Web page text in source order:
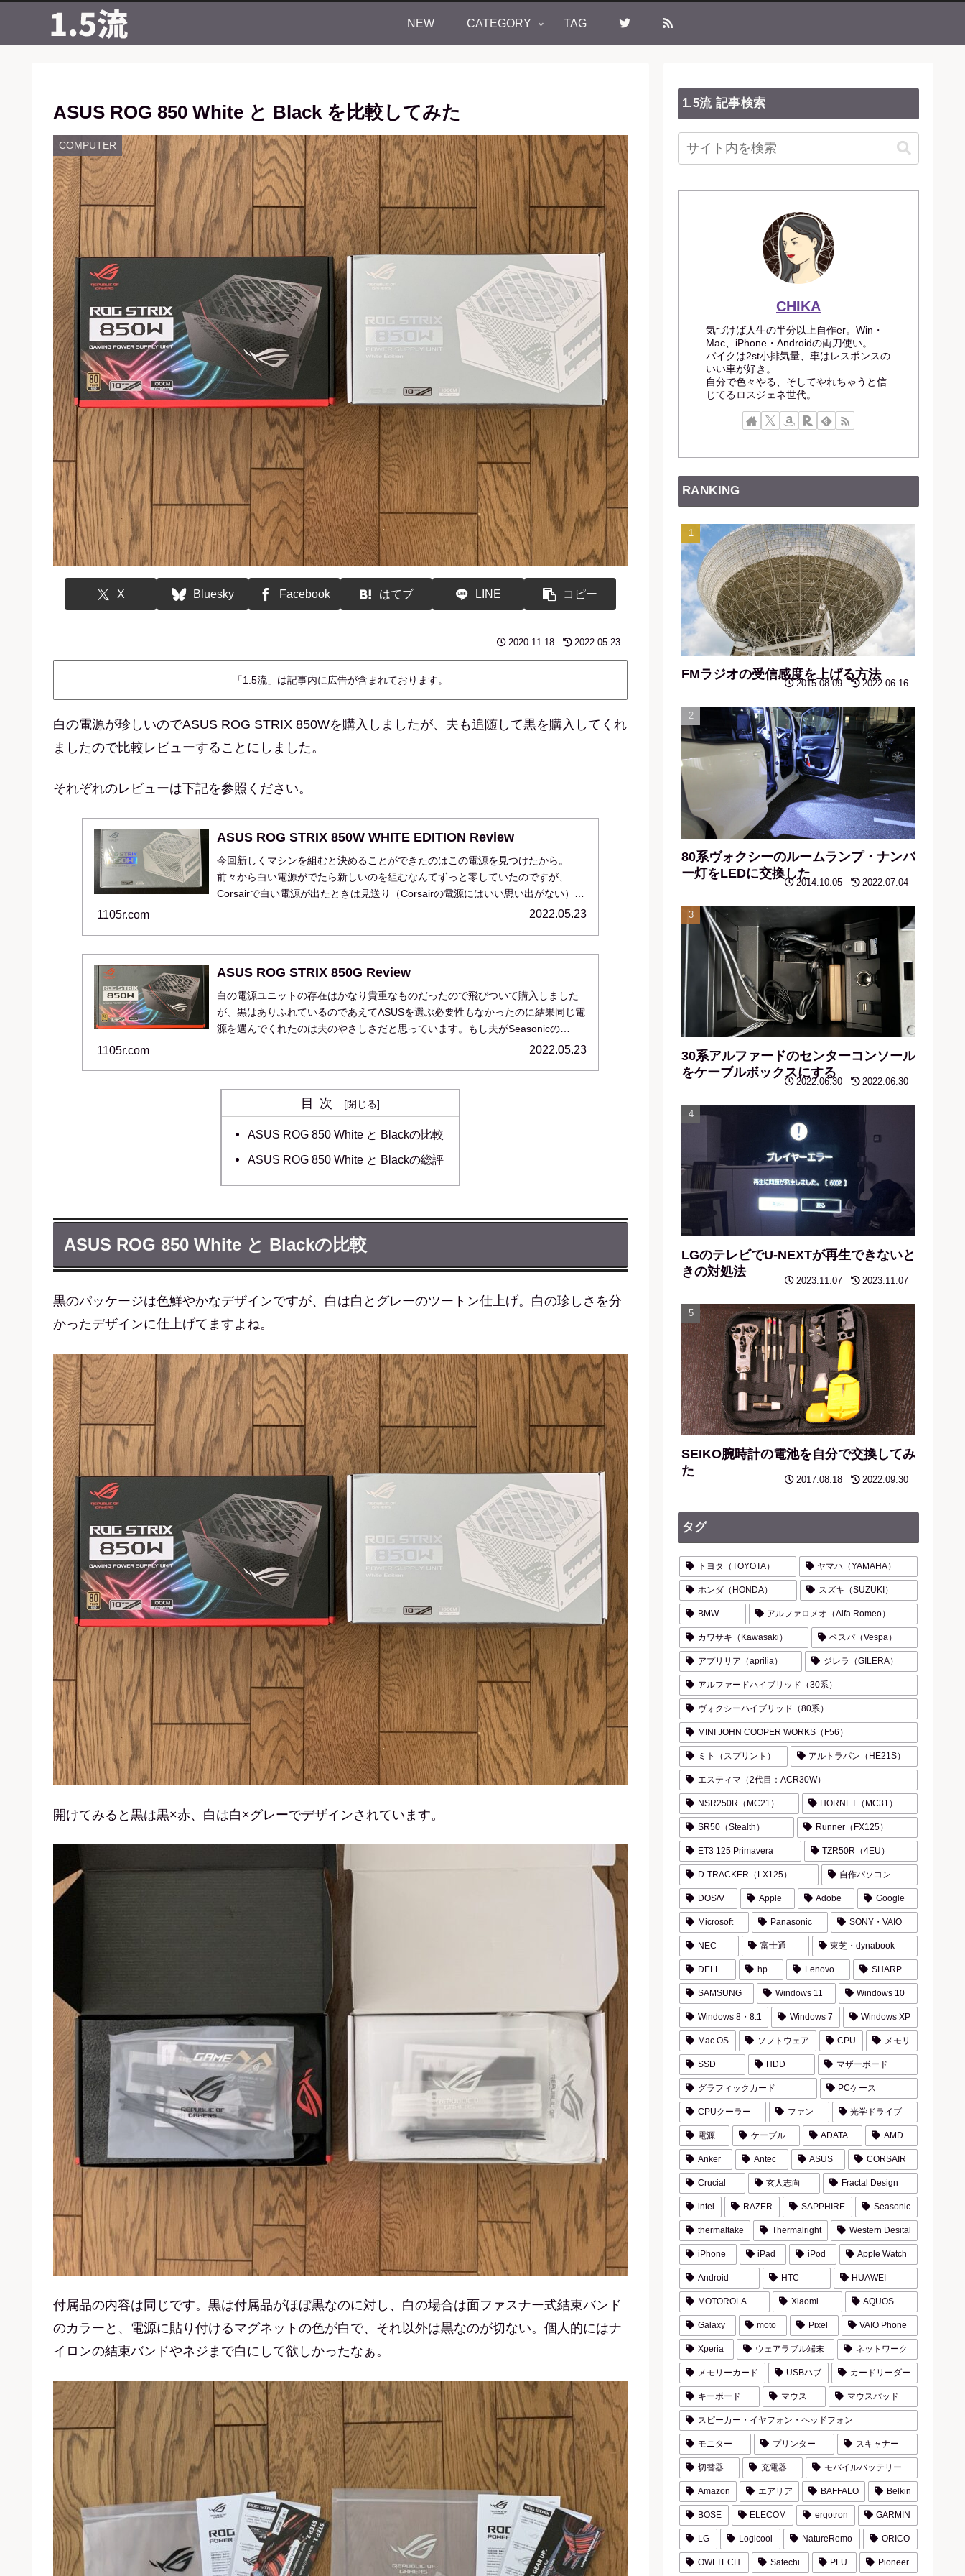
NEW CATEGORY TAG
ASUS ROG 850 White と Black を比較してみた
COMPUTER
X Bluesky Facebook はてブ LINE コピー
2020.11.18 2022.05.23
「1.5流」は記事内に広告が含まれております。
白の電源が珍しいのでASUS ROG STRIX 850Wを購入しましたが、夫も追随して黒を購入してくれ
ましたので比較レビューすることにしました。
それぞれのレビューは下記を参照ください。
ASUS ROG STRIX 850W WHITE EDITION Review
今回新しくマシンを組むと決めることができたのはこの電源を見つけたから。
前々から白い電源がでたら新しいのを組むなんてずっと零していたのですが、
Corsairで白い電源が出たときは見送り（Corsairの電源にはいい思い出がない）、
1105r.com 2022.05.23
ASUS ROG STRIX 850G Review
白の電源ユニットの存在はかなり貴重なものだったので飛びついて購入しました
が、黒はありふれているのであえてASUSを選ぶ必要性もなかったのに結果同じ電
源を選んでくれたのは夫のやさしさだと思っています。もし夫がSeasonicの
1105r.com 2022.05.23
目次
ASUS ROG 850 White と Blackの比較
ASUS ROG 850 White と Blackの総評
ASUS ROG 850 White と Blackの比較
黒のパッケージは色鮮やかなデザインですが、白は白とグレーのツートン仕上げ。白の珍しさを分
かったデザインに仕上げてますよね。
開けてみると黒は黒×赤、白は白×グレーでデザインされています。
付属品の内容は同じです。黒は付属品がほぼ黒なのに対し、白の場合は面ファスナー式結束バンド
のカラーと、電源に貼り付けるマグネットの色が白で、それ以外は黒なのが切ない。個人的にはナ
イロンの結束バンドやネジまで白にして欲しかったなぁ。
1.5流 記事検索
CHIKA
気づけば人生の半分以上自作er。Win・
Mac、iPhone・Androidの両刀使い。
バイクは2st小排気量、車はレスポンスの
いい車が好き。
自分で色々やる、そしてやれちゃうと信
じてるロスジェネ世代。
RANKING
FMラジオの受信感度を上げる方法
2015.08.09 2022.06.16
80系ヴォクシーのルームランプ・ナンバ
ー灯をLEDに交換した
2014.10.05 2022.07.04
30系アルファードのセンターコンソール
をケーブルボックスにする
2022.06.30 2022.06.30
LGのテレビでU-NEXTが再生できないと
きの対処法
2023.11.07 2023.11.07
SEIKO腕時計の電池を自分で交換してみ
た
2017.08.18 2022.09.30
タグ
トヨタ（TOYOTA） ヤマハ（YAMAHA）
ホンダ（HONDA） スズキ（SUZUKI）
BMW アルファロメオ（Alfa Romeo）
カワサキ（Kawasaki） ベスパ（Vespa）
アプリリア（aprilia） ジレラ（GILERA）
アルファードハイブリッド（30系）
ヴォクシーハイブリッド（80系）
MINI JOHN COOPER WORKS（F56）
ミト（スプリント） アルトラパン（HE21S）
エスティマ（2代目：ACR30W）
NSR250R（MC21） HORNET（MC31）
SR50（Stealth） Runner（FX125）
ET3 125 Primavera TZR50R（4EU）
D-TRACKER（LX125） 自作パソコン
DOS/V Apple Adobe Google
Microsoft Panasonic SONY・VAIO
NEC 富士通 東芝・dynabook
DELL hp Lenovo SHARP
SAMSUNG Windows 11 Windows 10
Windows 8・8.1 Windows 7 Windows XP
Mac OS ソフトウェア CPU メモリ
SSD HDD マザーボード
グラフィックカード PCケース
CPUクーラー ファン 光学ドライブ
電源 ケーブル ADATA AMD
Anker Antec ASUS CORSAIR
Crucial 玄人志向 Fractal Design
intel RAZER SAPPHIRE Seasonic
thermaltake Thermalright Western Desital
iPhone iPad iPod Apple Watch
Android HTC HUAWEI
MOTOROLA Xiaomi AQUOS
Galaxy moto Pixel VAIO Phone
Xperia ウェアラブル端末 ネットワーク
メモリーカード USBハブ カードリーダー
キーボード マウス マウスパッド
スピーカー・イヤフォン・ヘッドフォン
モニター プリンター スキャナー
切替器 充電器 モバイルバッテリー
Amazon エアリア BAFFALO Belkin
BOSE ELECOM ergotron GARMIN
LG Logicool NatureRemo ORICO
OWLTECH Satechi PFU Pioneer